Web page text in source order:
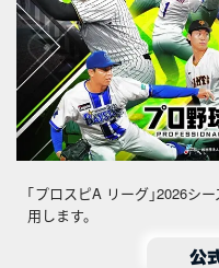
「プロスピA リーグ」2026シ
用します。
公